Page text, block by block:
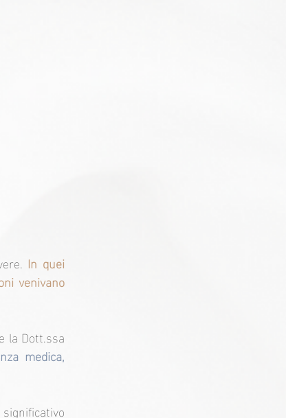
In quei
venivano
la Dott.ssa
medica,